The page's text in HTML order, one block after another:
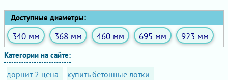
Доступные диаметры:
340 мм 368 мм 460 мм 695 мм 923 мм
Категории на сайте:
дорнит 2 цена
купить бетонные лотки